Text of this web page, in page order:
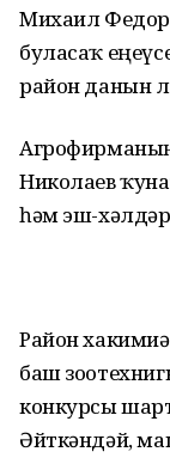
Михаил
буласаҡ
район данын
Николаев
һәм эш-
Район
баш
конкурсы
Әйткәндәй,